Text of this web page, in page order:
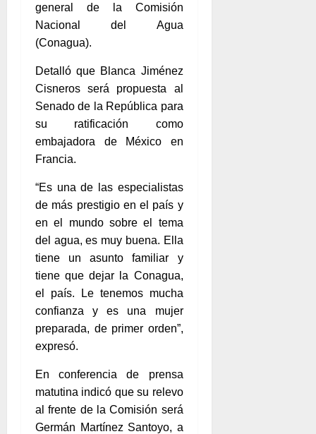
general de la Comisión
Nacional del Agua
(Conagua).
Detalló que Blanca Jiménez
Cisneros será propuesta al
Senado de la República para
su ratificación como
embajadora de México en
Francia.
“Es una de las especialistas
de más prestigio en el país y
en el mundo sobre el tema
del agua, es muy buena. Ella
tiene un asunto familiar y
tiene que dejar la Conagua,
el país. Le tenemos mucha
confianza y es una mujer
preparada, de primer orden”,
expresó.
En conferencia de prensa
matutina indicó que su relevo
al frente de la Comisión será
Germán Martínez Santoyo, a